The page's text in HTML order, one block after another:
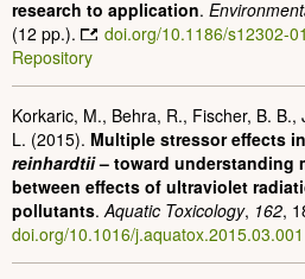
research to application.
(12 pp.).
doi.org/10.1186/s12302-
Repository
Korkaric, M., Behra, R., Fischer, B.
L. (2015). Multiple stressor effects in
reinhardtii– toward understanding
between effects of ultraviolet
pollutants.Aquatic Toxicology, 162,
doi.org/10.1016/j.aquatox.2015.03.001